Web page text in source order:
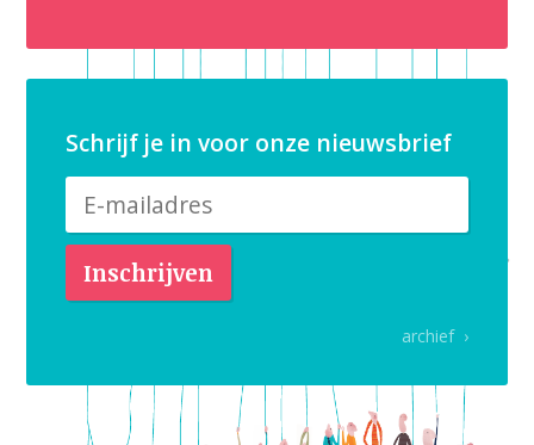
Schrijf je in voor onze nieuwsbrief
archief ›